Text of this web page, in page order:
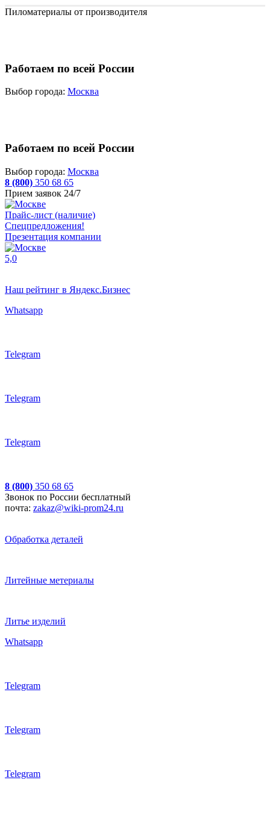
Пиломатериалы от производителя
Работаем по всей России
Выбор города: Москва
Работаем по всей России
Выбор города: Москва
8 (800) 350 68 65
Прием заявок 24/7
Прайс-лист (наличие)
Спецпредложения!
Презентация компании
5,0
Наш рейтинг в Яндекс.Бизнес
Whatsapp
Telegram
Telegram
Telegram
8 (800) 350 68 65
Звонок по России бесплатный
почта: zakaz@wiki-prom24.ru
Обработка деталей
Литейные метериалы
Литье изделий
Whatsapp
Telegram
Telegram
Telegram